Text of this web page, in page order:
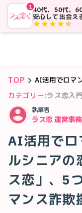
140代、50代、
安心して出会え
TOP
AI活用でロマ
カテゴリー:ラス恋入門
執筆者
ラス恋 運営事
AI活用でロ
ルシニアの
ス恋」、5
マンス詐欺